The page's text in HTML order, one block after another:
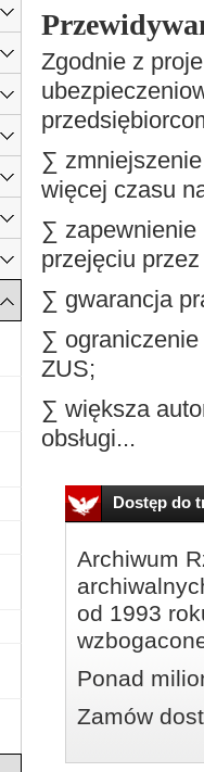
Zgodnie z
∑
więcej czasu
∑ zapewnienie
przejęciu
∑ gwarancja
∑
ZUS;
∑ większa
obsługi...
Dostęp do
Archiwum
od 1993
Ponad
Zamów